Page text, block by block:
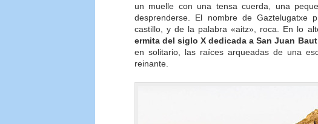
un muelle con una tensa cuerda, una
desprenderse. El nombre de Gaztelugatxe
castillo, y de la palabra «aitz», roca. En lo
ermita del siglo X dedicada a San Juan
en solitario, las raíces arqueadas de una
reinante.